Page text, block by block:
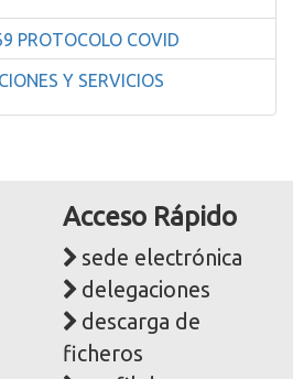
PROTOCOLO COVID
Y SERVICIOS
Acceso Rápido
sede electrónica
delegaciones
descarga de
ficheros